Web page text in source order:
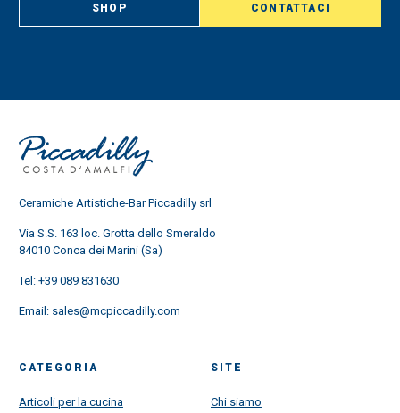
SHOP CONTATTACI
Ceramiche Artistiche-Bar Piccadilly srl
Via S.S. 163 loc. Grotta dello Smeraldo
84010 Conca dei Marini (Sa)
Tel: +39 089 831630
Email: sales@mcpiccadilly.com
CATEGORIA
Articoli per la cucina
SITE
Chi siamo